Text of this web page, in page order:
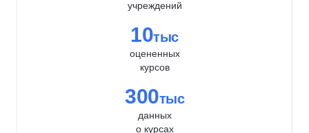
учреждений
10тыс
оцененных
курсов
300тыс
данных
о курсах